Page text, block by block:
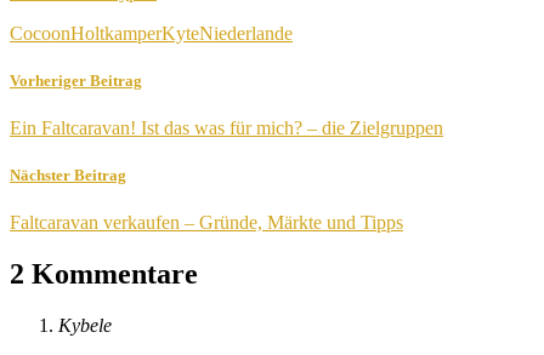
CocoonHoltkamperKyteNiederlande
Vorheriger Beitrag
Ein Faltcaravan! Ist das was für mich? – die Zielgruppen
Nächster Beitrag
Faltcaravan verkaufen – Gründe, Märkte und Tipps
2 Kommentare
Kybele